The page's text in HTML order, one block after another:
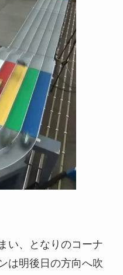
い、となりのコーナ
は明後日の方向へ吹